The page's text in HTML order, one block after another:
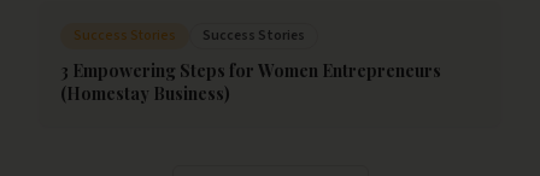
Success Stories Success Stories
3 Empowering Steps for Women Entrepreneurs
(Homestay Business)